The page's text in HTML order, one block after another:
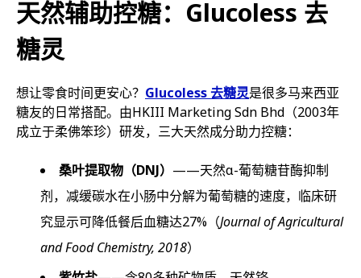
天然辅助控糖：Glucoless 去
糖灵
想让零食时间更安心？ Glucoless 去糖灵是很多马来西亚
糖友的日常搭配。由HKIII Marketing Sdn Bhd（2003年
成立于柔佛笨珍）研发，三大天然成分助力控糖：
桑叶提取物（DNJ） ——天然α-葡萄糖苷酶抑制
剂，减缓碳水在小肠中分解为葡萄糖的速度，临床研
究显示可降低餐后血糖达27%（Journal of Agricultural
and Food Chemistry, 2018）